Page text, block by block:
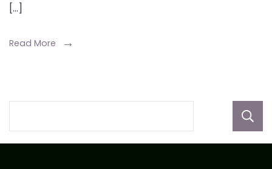
[…]
Read More